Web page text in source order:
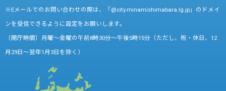
※Eメールでのお問い合わせの際は、「@city.minamishimabara.lg.jp」のドメイ
ンを受信できるように設定をお願いします。
〔開庁時間〕月曜～金曜の午前8時30分～午後5時15分（ただし、祝・休日、12
月29日～翌年1月3日を除く）